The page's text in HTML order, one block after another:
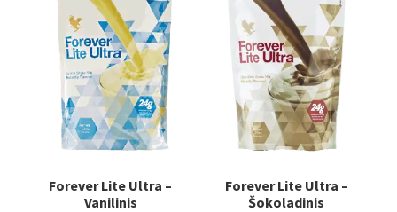
Forever Lite Ultra –
Vanilinis
Forever Lite Ultra –
Šokoladinis